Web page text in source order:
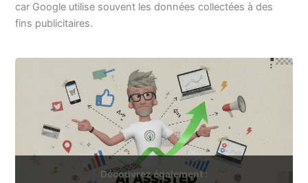
car Google utilise souvent les données collectées à des
fins publicitaires.
Découvrez également :